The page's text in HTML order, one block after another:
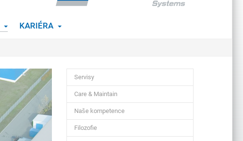
KARIÉRA
Servisy
Care & Maintain
Naše kompetence
Filozofie